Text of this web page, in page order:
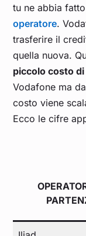
tu ne abbia
operatore.
trasferire il
quella nuova.
piccolo costo di
Vodafone ma
costo viene
Ecco le cifre